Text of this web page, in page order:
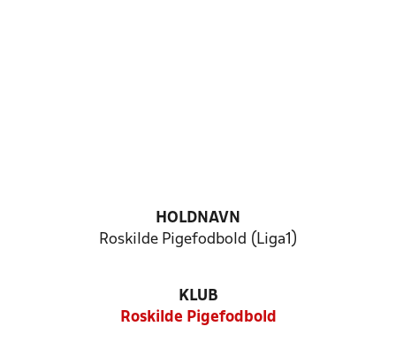
HOLDNAVN
Roskilde Pigefodbold (Liga1)
KLUB
Roskilde Pigefodbold